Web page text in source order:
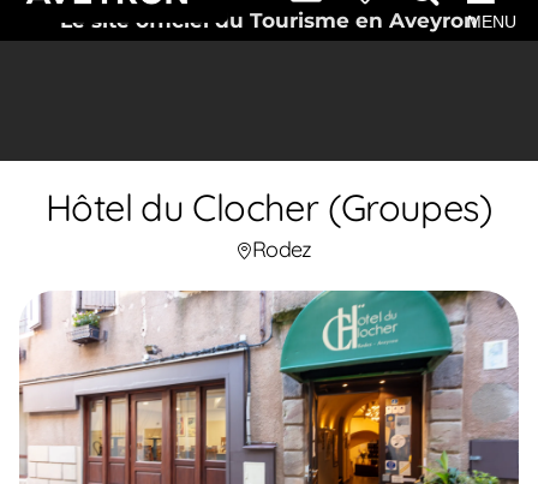
Le site officiel du Tourisme en AveyronMENU
Hôtel du Clocher (Groupes)
Rodez